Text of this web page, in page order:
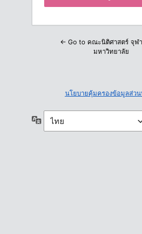
← Go to คณะนิติศาสตร์ จุฬ
มหาวิทยาลัย
นโยบายคุ้มครองข้อมูลส่ว
ภาษา